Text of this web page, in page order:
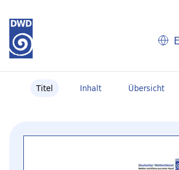
Titel Inhalt Übersicht